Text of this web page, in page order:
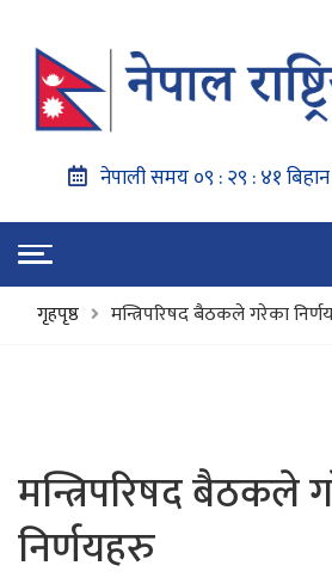
गृहपृष्ठ
मन्त्रिपरिषद बैठकले गरेका
मन्त्रिपरिषद बैठकले
निर्णयहरु